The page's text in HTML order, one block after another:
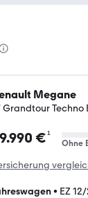
Megane
Grandtour Techno
€¹
Ohne
• EZ